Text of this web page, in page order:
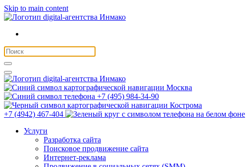
Skip to main content
Москва
+7 (495) 984-34-90
Кострома
+7 (4942) 467-404
Услуги
Разработка сайта
Поисковое продвижение сайта
Интернет-реклама